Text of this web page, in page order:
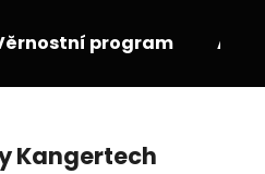
program
Kangertech